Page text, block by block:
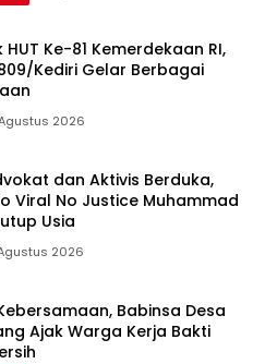
HUT Ke-81 Kemerdekaan RI,
Kediri Gelar Berbagai
2026
dan Aktivis Berduka,
Viral No Justice Muhammad
Usia
2026
Babinsa Desa
Ajak Warga Kerja Bakti